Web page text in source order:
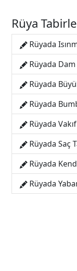
Rüya
Rüyada
Rüyada
Rüyada
Rüyada
Rüyada
Rüyada Saç
Rüyada
Rüyada